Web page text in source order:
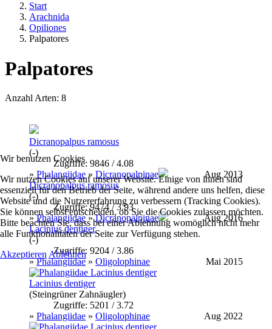
Start
Arachnida
Opiliones
Palpatores
Palpatores
Anzahl Arten: 8
Dicranopalpus ramosus
(-)
Zugriffe: 9846 / 4.08
» Phalangiidae » Dicranopalpinae
Aug 2013
Dicranopalpus ramosus
(-)
Zugriffe: 9474 / 3.93
»Phalangiidae»Dicranopalpinae
Aug 2016
Lacinius dentiger
(-)
Zugriffe: 9204 / 3.86
»Phalangiidae» Oligolophinae Mai 2015
Lacinius dentiger
(Steingrüner Zahnäugler)
Zugriffe: 5201 / 3.72
» Phalangiidae » Oligolophinae Aug 2022
Wir benutzen Cookies
Wir nutzen Cookies auf unserer Website. Einige von ihnen sind
essenziell für den Betrieb der Seite, während andere uns helfen, diese
Website und die Nutzererfahrung zu verbessern (Tracking Cookies).
Sie können selbst entscheiden, ob Sie die Cookies zulassen möchten.
Bitte beachten Sie, dass bei einer Ablehnung womöglich nicht mehr
alle Funktionalitäten der Seite zur Verfügung stehen.
Akzeptieren Ablehnen